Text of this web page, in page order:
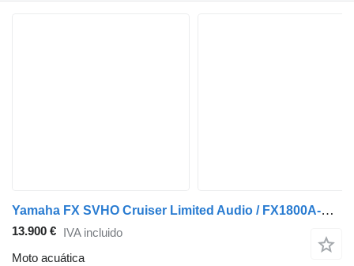
Yamaha FX SVHO Cruiser Limited Audio / FX1800A-A SSA 1.8 18
13.900 € IVA incluido
Moto acuática